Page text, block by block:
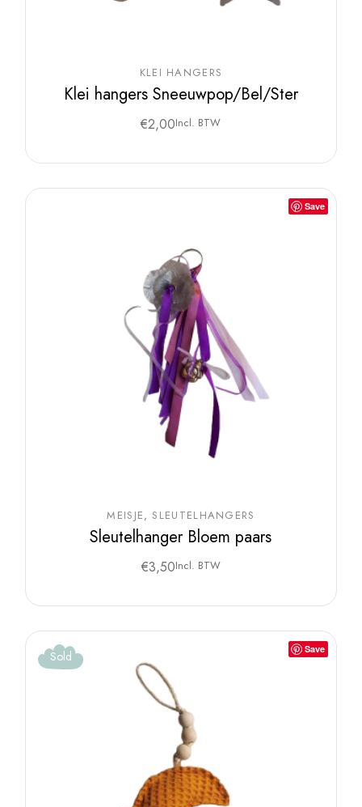
KLEI HANGERS
Klei hangers Sneeuwpop/Bel/Ster
€2,00Incl. BTW
Save
MEISJE SLEUTELHANGERS
Sleutelhanger Bloem paars
€3,50Incl. BTW
Save
Sold